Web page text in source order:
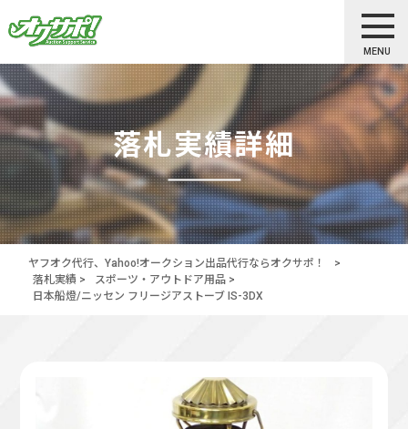
MENU
落札実績詳細
ヤフオク代行、Yahoo!オークション出品代行ならオクサポ！
>
落札実績 > スポーツ・アウトドア用品 >
日本船燈/ニッセン フリージアストーブ IS-3DX